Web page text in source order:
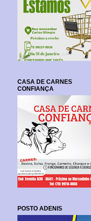
CASA DE CARNES
CONFIANÇA
POSTO ADENIS